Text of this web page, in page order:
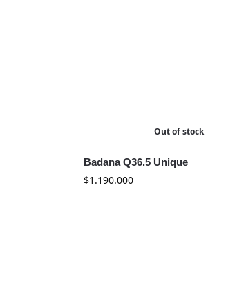
Out of stock
Badana Q36.5 Unique
$1.190.000